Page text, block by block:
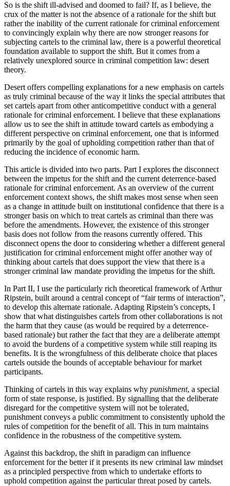
So is the shift ill-advised and doomed to fail? If, as I believe, the
crux of the matter is not the absence of a rationale for the shift but
rather the inability of the current rationale for criminal enforcement
to convincingly explain why there are now stronger reasons for
subjecting cartels to the criminal law, there is a powerful theoretical
foundation available to support the shift. But it comes from a
relatively unexplored source in criminal competition law: desert
theory.
Desert offers compelling explanations for a new emphasis on cartels
as truly criminal because of the way it links the special attributes that
set cartels apart from other anticompetitive conduct with a general
rationale for criminal enforcement. I believe that these explanations
allow us to see the shift in attitude toward cartels as embodying a
different perspective on criminal enforcement, one that is informed
primarily by the goal of upholding competition rather than that of
reducing the incidence of economic harm.
This article is divided into two parts. Part I explores the disconnect
between the impetus for the shift and the current deterrence-based
rationale for criminal enforcement. As an overview of the current
enforcement context shows, the shift makes most sense when seen
as a change in attitude built on institutional confidence that there is a
stronger basis on which to treat cartels as criminal than there was
before the amendments. However, the existence of this stronger
basis does not follow from the reasons currently offered. This
disconnect opens the door to considering whether a different general
justification for criminal enforcement might offer another way of
thinking about cartels that does support the view that there is a
stronger criminal law mandate providing the impetus for the shift.
In Part II, I use the particularly rich theoretical framework of Arthur
Ripstein, built around a central concept of “fair terms of interaction”,
to develop this alternate rationale. Adapting Ripstein’s concepts, I
show that what distinguishes cartels from other collaborations is not
the harm that they cause (as would be required by a deterrence-
based rationale) but rather the fact that they are a deliberate attempt
to avoid the burdens of a competitive system while still reaping its
benefits. It is the wrongfulness of this deliberate choice that places
cartels outside the bounds of acceptable behaviour for market
participants.
Thinking of cartels in this way explains why punishment, a special
form of state response, is justified. By signalling that the deliberate
disregard for the competitive system will not be tolerated,
punishment conveys a public commitment to consistently uphold the
rules of competition for the benefit of all. This in turn maintains
confidence in the robustness of the competitive system.
Against this backdrop, the shift in paradigm can influence
enforcement for the better if it presents its new criminal law mindset
as a principled perspective from which to undertake efforts to
uphold competition against the particular threat posed by cartels.